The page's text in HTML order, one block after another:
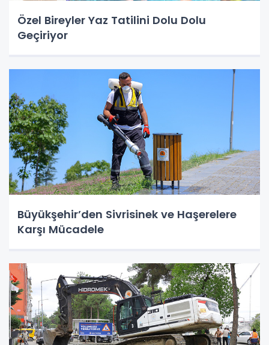
Özel Bireyler Yaz Tatilini Dolu Dolu
Geçiriyor
Büyükşehir’den Sivrisinek ve Haşerelere
Karşı Mücadele